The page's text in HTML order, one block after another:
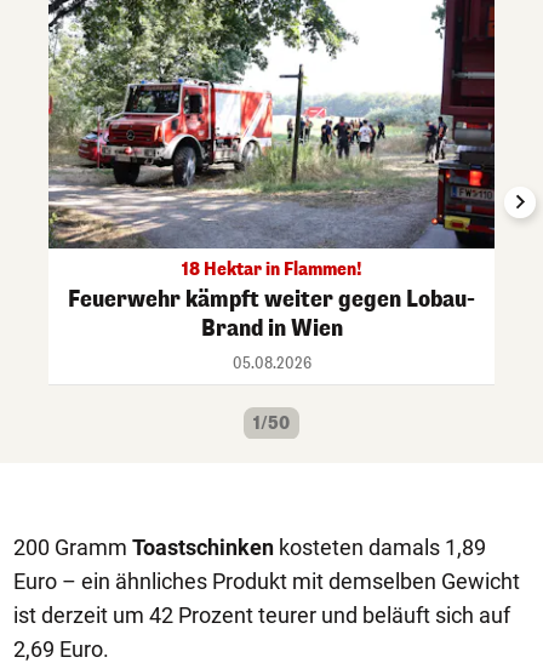
18 Hektar in Flammen!
Feuerwehr kämpft weiter gegen Lobau-
Brand in Wien
05.08.2026
1/50
200 Gramm Toastschinken kosteten damals 1,89
Euro – ein ähnliches Produkt mit demselben Gewicht
ist derzeit um 42 Prozent teurer und beläuft sich auf
2,69 Euro.